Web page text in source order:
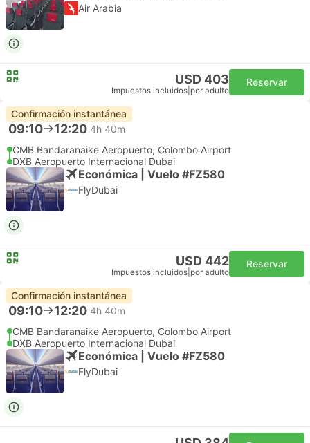
Air Arabia
USD 403
Impuestos incluidos por adulto
Reservar
Confirmación instantánea
09:10 12:20 4h 40m
CMB Bandaranaike Aeropuerto, Colombo Airport
DXB Aeropuerto Internacional Dubai
Económica | Vuelo #FZ580
FlyDubai
USD 442
Impuestos incluidos por adulto
Reservar
Confirmación instantánea
09:10 12:20 4h 40m
CMB Bandaranaike Aeropuerto, Colombo Airport
DXB Aeropuerto Internacional Dubai
Económica | Vuelo #FZ580
FlyDubai